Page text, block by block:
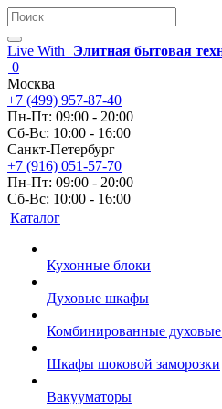
Live With
Элитная бытовая
0
Москва
+7 (499) 957-87-40
Пн-Пт: 09:00 - 20:00
Сб-Вс: 10:00 - 16:00
Санкт-Петербург
+7 (916) 051-57-70
Пн-Пт: 09:00 - 20:00
Сб-Вс: 10:00 - 16:00
Каталог
Кухонные блоки
Духовые шкафы
Комбинированные
Шкафы шоковой заморозки
Вакууматоры